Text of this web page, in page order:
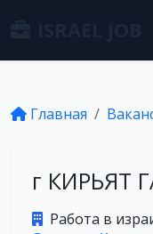
Главная
г КИРЬЯТ
Работа в